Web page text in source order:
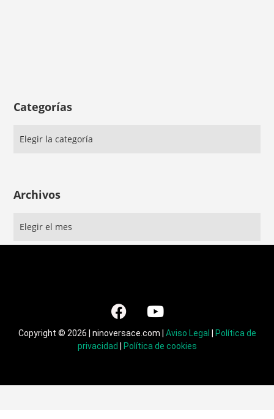
Categorías
Archivos
Copyright © 2026 | ninoversace.com | Aviso Legal
Política de
privacidad
Política de cookies